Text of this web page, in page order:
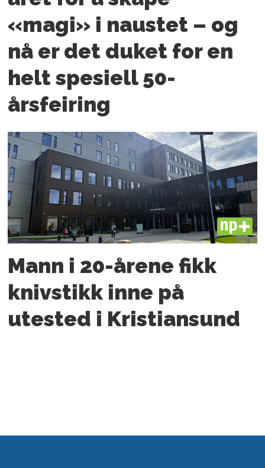
«magi» i naustet – og
nå er det duket for en
helt spesiell 50-
årsfeiring
PLUS
Mann i 20-årene fikk
knivstikk inne på
utested i Kristiansund